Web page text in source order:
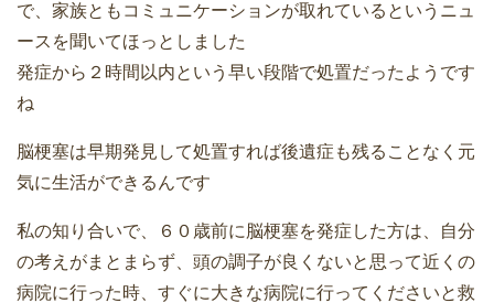
で、家族ともコミュニケーションが取れているというニュ
ースを聞いてほっとしました
発症から２時間以内という早い段階で処置だったようです
ね
脳梗塞は早期発見して処置すれば後遺症も残ることなく元
気に生活ができるんです
私の知り合いで、６０歳前に脳梗塞を発症した方は、自分
の考えがまとまらず、頭の調子が良くないと思って近くの
病院に行った時、すぐに大きな病院に行ってくださいと救